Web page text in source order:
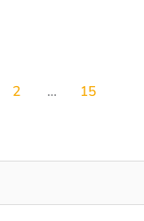
2 … 15